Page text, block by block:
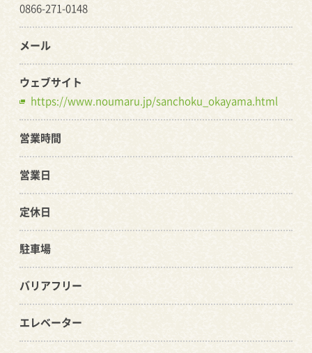
0866-271-0148
メール
ウェブサイト
https://www.noumaru.jp/sanchoku_okayama.html
営業時間
営業日
定休日
駐車場
バリアフリー
エレベーター